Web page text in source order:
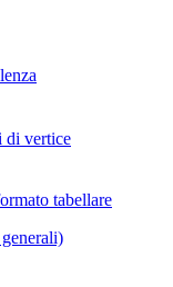
di vertice
tabellare